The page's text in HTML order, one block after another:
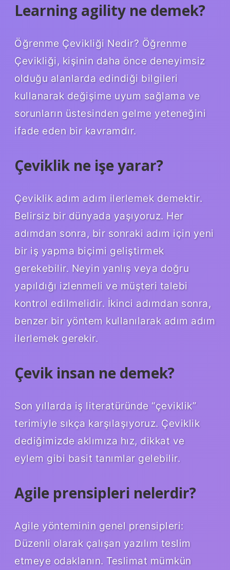
Learning agility ne demek?
Öğrenme Çevikliği Nedir? Öğrenme
Çevikliği, kişinin daha önce deneyimsiz
olduğu alanlarda edindiği bilgileri
kullanarak değişime uyum sağlama ve
sorunların üstesinden gelme yeteneğini
ifade eden bir kavramdır.
Çeviklik ne işe yarar?
Çeviklik adım adım ilerlemek demektir.
Belirsiz bir dünyada yaşıyoruz. Her
adımdan sonra, bir sonraki adım için yeni
bir iş yapma biçimi geliştirmek
gerekebilir. Neyin yanlış veya doğru
yapıldığı izlenmeli ve müşteri talebi
kontrol edilmelidir. İkinci adımdan sonra,
benzer bir yöntem kullanılarak adım adım
ilerlemek gerekir.
Çevik insan ne demek?
Son yıllarda iş literatüründe “çeviklik”
terimiyle sıkça karşılaşıyoruz. Çeviklik
dediğimizde aklımıza hız, dikkat ve
eylem gibi basit tanımlar gelebilir.
Agile prensipleri nelerdir?
Agile yönteminin genel prensipleri:
Düzenli olarak çalışan yazılım teslim
etmeye odaklanın. Teslimat mümkün